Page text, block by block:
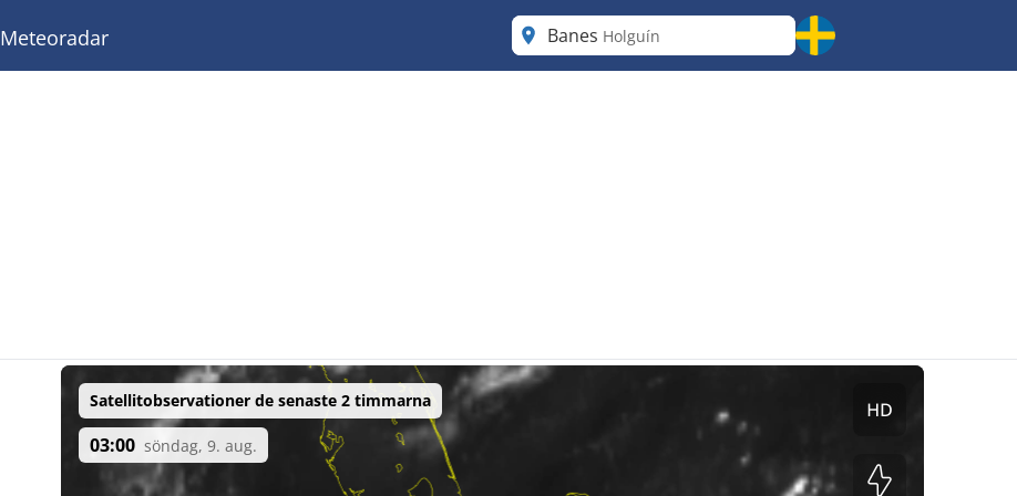
Meteoradar Banes Holguín
Satellitobservationer de senaste 2 timmarna
03:00 söndag, 9. aug.